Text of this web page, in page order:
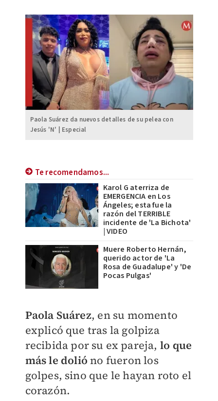
Paola Suárez da nuevos detalles de su pelea con
Jesús 'N' | Especial
Te recomendamos...
Karol G aterriza de
EMERGENCIA en Los
Ángeles; esta fue la
razón del TERRIBLE
incidente de 'La Bichota'
| VIDEO
Muere Roberto Hernán,
querido actor de 'La
Rosa de Guadalupe' y 'De
Pocas Pulgas'
Paola Suárez, en su momento
explicó que tras la golpiza
recibida por su ex pareja, lo que
más le dolió no fueron los
golpes, sino que le hayan roto el
corazón.